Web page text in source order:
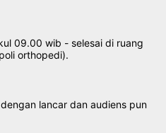
09.00 wib - selesai di ruang
orthopedi).
lancar dan audiens pun